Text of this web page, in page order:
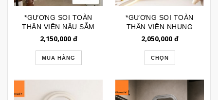
*GƯƠNG SOI TOÀN
THÂN VIỀN NÂU SẪM
SIZE BỰ GSTT172A
2,150,000đ
MUA HÀNG
*GƯƠNG SOI TOÀN
THÂN VIỀN NHUNG
DÁNG ALIEN BEAR
2,050,000đ
CHỌN